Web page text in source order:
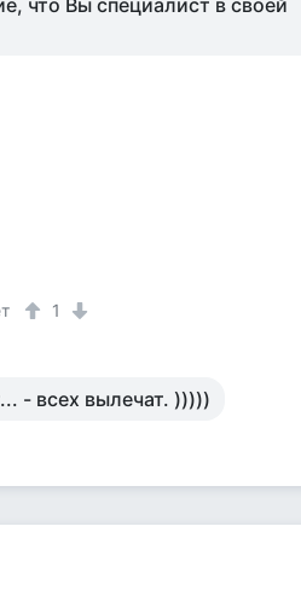
что Вы специалист в своей
1
- всех вылечат. )))))